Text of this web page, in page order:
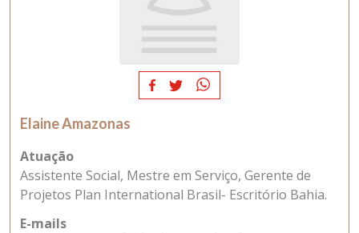
Elaine Amazonas
Atuação
Assistente Social, Mestre em Serviço, Gerente de
Projetos Plan International Brasil- Escritório Bahia.
E-mails